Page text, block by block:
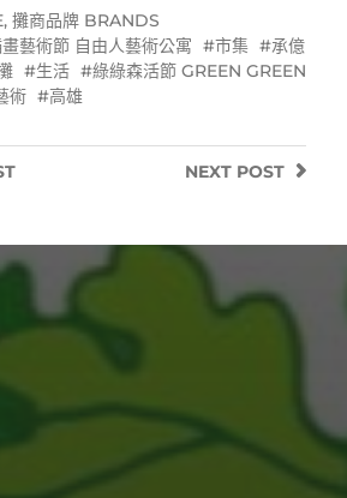
, 攤商品牌 BRANDS
藝術節 自由人藝術公寓 市集
承億
生活
綠綠森活節 GREEN GREEN
術 高雄
NEXT POST